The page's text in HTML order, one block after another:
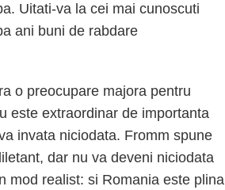
Uitati-va la cei mai cunoscuti
ani buni de rabdare
o preocupare majora pentru
este extraordinar de importanta
invata niciodata. Fromm spune
dar nu va deveni niciodata
mod realist: si Romania este plina